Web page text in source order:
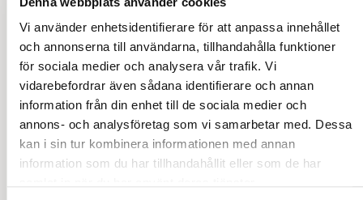
Vi använder enhetsidentifierare för att anpassa innehållet
och annonserna till användarna, tillhandahålla funktioner
för sociala medier och analysera vår trafik. Vi
vidarebefordrar även sådana identifierare och annan
information från din enhet till de sociala medier och
annons- och analysföretag som vi samarbetar med. Dessa
kan i sin tur kombinera informationen med annan
information som du har tillhandahållit eller som de har